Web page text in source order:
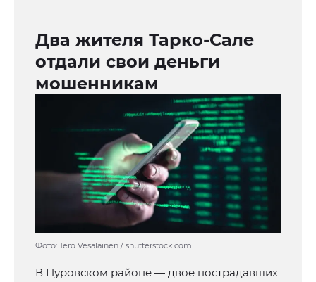
Два жителя Тарко-Сале
отдали свои деньги
мошенникам
Фото: Tero Vesalainen / shutterstock.com
В Пуровском районе — двое пострадавших